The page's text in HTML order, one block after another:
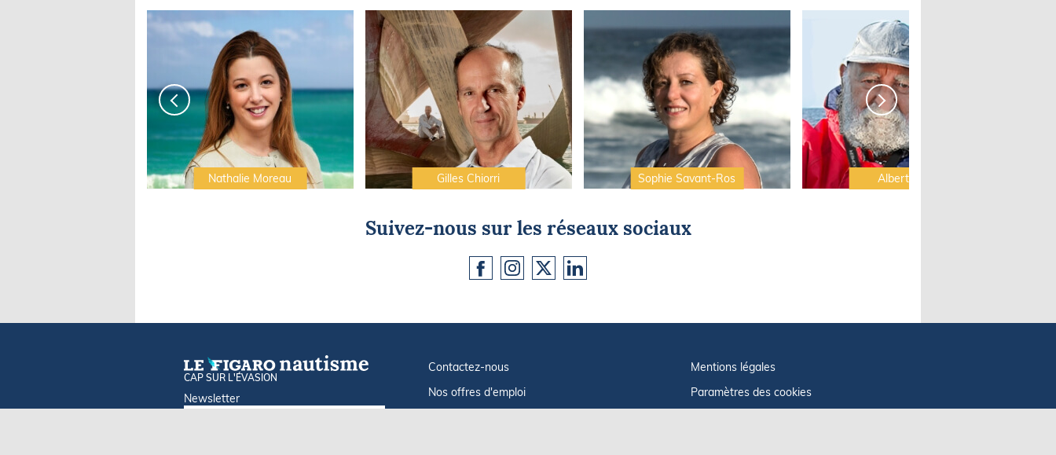
Nathalie Moreau Gilles Chiorri Sophie Savant-Ros Albert Brel
Suivez-nous sur les réseaux sociaux
CAP SUR L'ÉVASION
Newsletter
Contactez-nous
Nos offres d'emploi
Mentions légales
Paramètres des cookies